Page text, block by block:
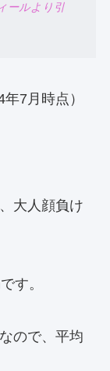
ールより引
7月時点）
大人顔負け
です。
ので、平均